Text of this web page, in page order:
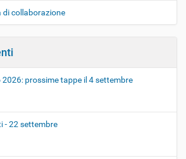
collaborazione
prossime tappe il 4 settembre
- 22 settembre